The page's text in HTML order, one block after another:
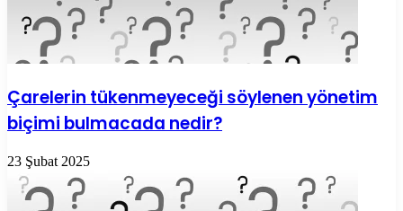
Çarelerin tükenmeyeceği söylenen yönetim
biçimi bulmacada nedir?
23 Şubat 2025